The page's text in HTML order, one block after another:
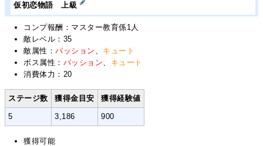
仮初恋物語 上級
コンプ報酬：マスター教育係1人
敵レベル：35
敵属性：パッション
キュート
ボス属性： パッション
キュート
消費体力：20
ステージ数 獲得金目安 獲得経験値
5 3,186 900
獲得可能